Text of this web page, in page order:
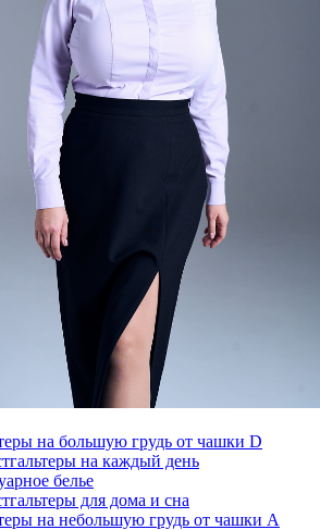
на большую грудь от чашки D
на каждый день
белье
для дома и сна
на небольшую грудь от чашки А